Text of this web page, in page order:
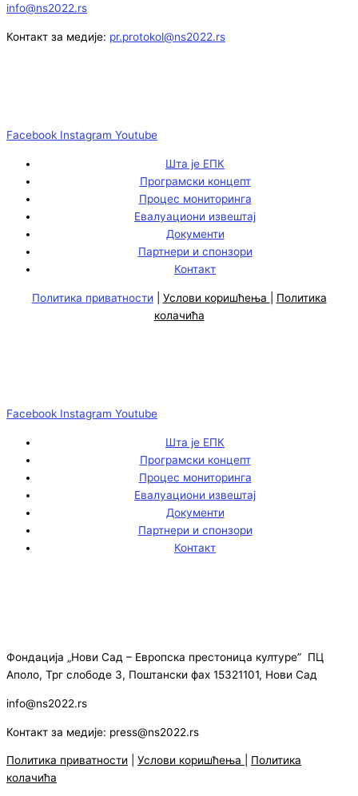
info@ns2022.rs
Контакт за медије: pr.protokol@ns2022.rs
Facebook Instagram Youtube
Шта је ЕПК
Програмски концепт
Процес мониторинга
Евалуациони извештај
Документи
Партнери и спонзори
Контакт
Политика приватности Услови коришћења
Политика
колачића
Facebook Instagram Youtube
Шта је ЕПК
Програмски концепт
Процес мониторинга
Евалуациони извештај
Документи
Партнери и спонзори
Контакт
Фондација „Нови Сад – Европска престоница културе” ПЦ
Аполо, Трг слободе 3, Поштански фах 15321101, Нови Сад
info@ns2022.rs
Контакт за медије: press@ns2022.rs
Политика приватности Услови коришћења
Политика
колачића